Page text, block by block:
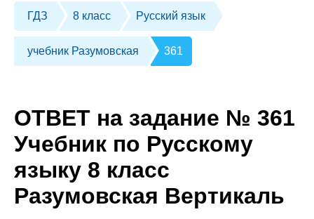
ГДЗ 8 класс Русский язык
учебник Разумовская 361
ОТВЕТ на задание № 361
Учебник по Русскому
языку 8 класс
Разумовская Вертикаль